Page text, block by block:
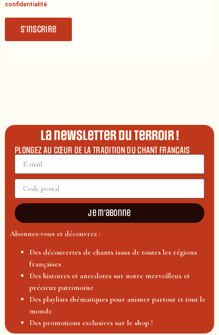
confidentialité.
S’inscrire
La newsletter du terroir !
PLONGEZ AU CŒUR DE LA TRADITION DU CHANT FRANÇAIS
Je m'abonne
Abonnez-vous et découvrez :
Des découvertes de chants issus de toutes les régions
françaises
Des histoires et anecdotes sur notre merveilleux et
précieux patrimoine
Des playlists thématiques pour animer partout et tout le
monde
Des promotions exclusives sur le shop !